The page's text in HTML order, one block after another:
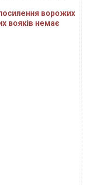
ворожих
вояків немає